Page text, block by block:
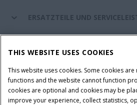
ERSATZTEILE UND
CASE IH WELT
Nutzungsbedingungen und rechtliche
THIS WEBSITE USES COOKIES
This website uses cookies. Some cookies
functions and the website cannot function
cookies are optional and cookies may be
improve your experience, collect statistics,